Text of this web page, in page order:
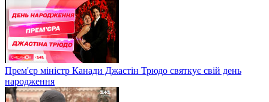
Прем'єр міністр Канади Джастін Трюдо святкує свій день
народження